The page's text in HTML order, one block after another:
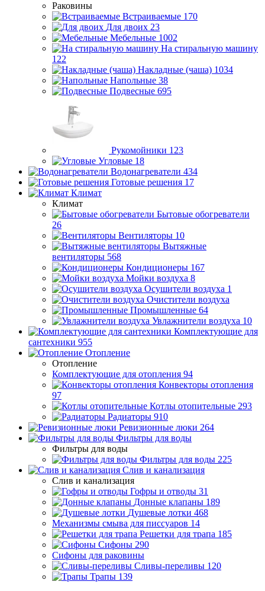
Раковины
Встраиваемые 170
Для двоих 23
Мебельные 1002
На стиральную машину
122
Накладные (чаша) 1034
Напольные 38
Подвесные 695
Рукомойники 123
Угловые 18
Водонагреватели 434
Готовые решения 17
Климат
Климат
Бытовые обогреватели
26
Вентиляторы 10
Вытяжные
вентиляторы 568
Кондиционеры 167
Мойки воздуха 8
Осушители воздуха 1
Очистители воздуха
Промышленные 64
Увлажнители воздуха 10
Комплектующие для
сантехники 955
Отопление
Отопление
Комплектующие для отопления 94
Конвекторы отопления
97
Котлы отопительные 293
Радиаторы 910
Ревизионные люки 264
Фильтры для воды
Фильтры для воды
Фильтры для воды 225
Слив и канализация
Слив и канализация
Гофры и отводы 31
Донные клапаны 189
Душевые лотки 468
Механизмы смыва для писсуаров 14
Решетки для трапа 185
Сифоны 290
Сифоны для раковины
Сливы-переливы 120
Трапы 139